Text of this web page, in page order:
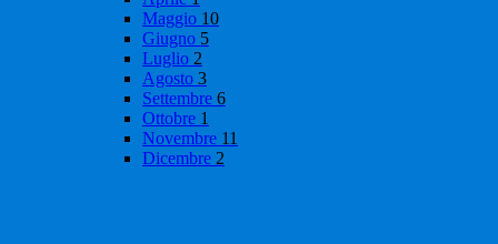
Maggio 10
Giugno 5
Luglio 2
Agosto 3
Settembre 6
Ottobre 1
Novembre 11
Dicembre 2